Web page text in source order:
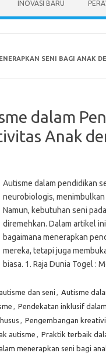
INOVASI BARU
SENI BAGI ANAK
dalam
Anak
Autisme dalam pendidikan
neurobiologis,
Namun, kebutuhan seni
diremehkan. Dalam artikel
bagaimana menerapkan
mereka, tetapi juga
biasa. 1. Raja Dunia Togel :
dan seni , Autisme
, Pendekatan inklusif
, Pengembangan
autisme , Praktik terbaik
menerapkan seni bagi